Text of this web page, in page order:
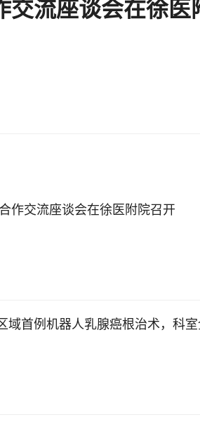
交流座谈会在徐医
作交流座谈会在徐医附院召开
域首例机器人乳腺癌根治术，科